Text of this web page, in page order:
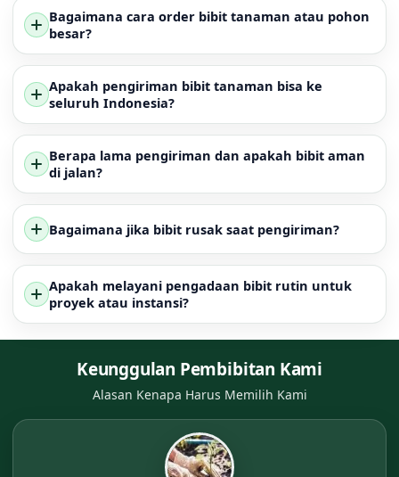
Bagaimana cara order bibit tanaman atau pohon
besar?
Apakah pengiriman bibit tanaman bisa ke
seluruh Indonesia?
Berapa lama pengiriman dan apakah bibit aman
di jalan?
Bagaimana jika bibit rusak saat pengiriman?
Apakah melayani pengadaan bibit rutin untuk
proyek atau instansi?
Keunggulan Pembibitan Kami
Alasan Kenapa Harus Memilih Kami